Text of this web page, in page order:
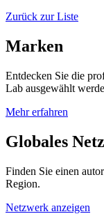
Zurück zur Liste
Marken
Entdecken Sie die
Lab ausgewählt
Mehr erfahren
Globales
Finden Sie einen
Region.
Netzwerk anzeigen